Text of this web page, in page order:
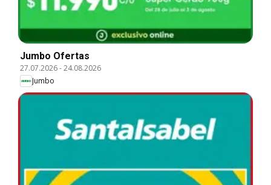
Jumbo Ofertas
27.07.2026-24.08.2026
Jumbo